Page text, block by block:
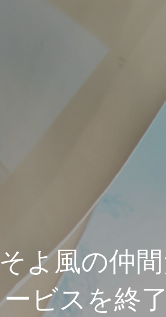
そよ風の仲
ービスを終